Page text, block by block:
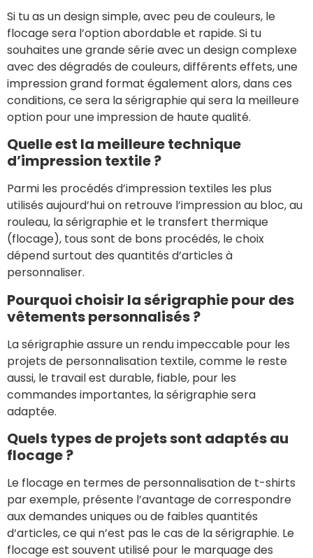
Si tu as un design simple, avec peu de couleurs, le
flocage sera l’option abordable et rapide. Si tu
souhaites une grande série avec un design complexe
avec des dégradés de couleurs, différents effets, une
impression grand format également alors, dans ces
conditions, ce sera la sérigraphie qui sera la meilleure
option pour une impression de haute qualité.
Quelle est la meilleure technique
d’impression textile ?
Parmi les procédés d’impression textiles les plus
utilisés aujourd’hui on retrouve l’impression au bloc, au
rouleau, la sérigraphie et le transfert thermique
(flocage), tous sont de bons procédés, le choix
dépend surtout des quantités d’articles à
personnaliser.
Pourquoi choisir la sérigraphie pour des
vêtements personnalisés ?
La sérigraphie assure un rendu impeccable pour les
projets de personnalisation textile, comme le reste
aussi, le travail est durable, fiable, pour les
commandes importantes, la sérigraphie sera
adaptée.
Quels types de projets sont adaptés au
flocage ?
Le flocage en termes de personnalisation de t-shirts
par exemple, présente l’avantage de correspondre
aux demandes uniques ou de faibles quantités
d’articles, ce qui n’est pas le cas de la sérigraphie. Le
flocage est souvent utilisé pour le marquage des